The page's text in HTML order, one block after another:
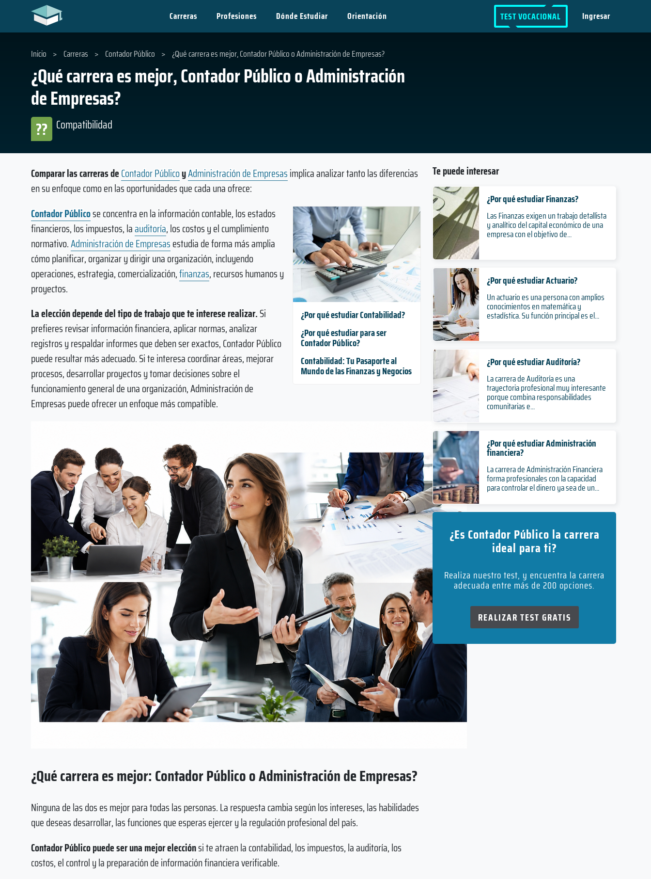
Carreras Profesiones Dónde Estudiar Orientación TEST VOCACIONAL Ingresar
¿Qué carrera es mejor, Contador Público o Administración
de Empresas?
Compatibilidad
??
Inicio > Carreras > Contador Público > ¿Qué carrera es mejor, Contador Público o Administración de Empresas?
Comparar las carreras deContador PúblicoyAdministración de Empresasimplica analizar tanto las diferencias
en su enfoque como en las oportunidades que cada una ofrece:
¿Por qué estudiar Contabilidad?
¿Por qué estudiar para ser
Contador Público?
Contabilidad: Tu Pasaporte al
Mundo de las Finanzas y Negocios
Contador Públicose concentra en la información contable, los estados
financieros, los impuestos, laauditoría, los costos y el cumplimiento
normativo.Administración de Empresasestudia de forma más amplia
cómo planificar, organizar y dirigir una organización, incluyendo
operaciones, estrategia, comercialización,finanzas, recursos humanos y
proyectos.
La elección depende del tipo de trabajo que te interese realizar.Si
prefieres revisar información financiera, aplicar normas, analizar
registros y respaldar informes que deben ser exactos, Contador Público
puede resultar más adecuado. Si te interesa coordinar áreas, mejorar
procesos, desarrollar proyectos y tomar decisiones sobre el
funcionamiento general de una organización, Administración de
Empresas puede ofrecer un enfoque más compatible.
¿Qué carrera es mejor: Contador Público o Administración de Empresas?
Ninguna de las dos es mejor para todas las personas. La respuesta cambia según los intereses, las habilidades
que deseas desarrollar, las funciones que esperas ejercer y la regulación profesional del país.
Contador Público puede ser una mejor elecciónsi te atraen la contabilidad, los impuestos, la auditoría, los
costos, el control y la preparación de información financiera verificable.
Te puede interesar
¿Por qué estudiar Finanzas?
Las Finanzas exigen un trabajo detallista
y analítico del capital económico de una
empresa con el objetivo de...
¿Por qué estudiar Actuario?
Un actuario es una persona con amplios
conocimientos en matemática y
estadística. Su función principal es el...
¿Por qué estudiar Auditoría?
La carrera de Auditoría es una
trayectoria profesional muy interesante
porque combina responsabilidades
comunitarias e...
¿Por qué estudiar Administración
financiera?
La carrera de Administración Financiera
forma profesionales con la capacidad
para controlar el dinero ya sea de un...
¿Es Contador Público la carrera
ideal para ti?
Realiza nuestro test, y encuentra la carrera
adecuada entre más de 200 opciones.
REALIZAR TEST GRATIS